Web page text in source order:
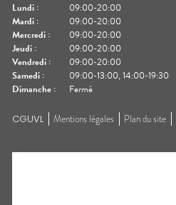
Lundi :
09:00-20:00
Mardi :
09:00-20:00
Mercredi :
09:00-20:00
Jeudi :
09:00-20:00
Vendredi :
09:00-20:00
Samedi :
09:00-13:00, 14:00-19:30
Dimanche : Fermé
CGUVL Mentions légales Plan du site